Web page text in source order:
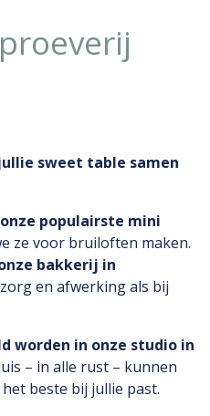
sweet table samen
onze populairste mini
ze voor bruiloften maken.
bakkerij in
en afwerking als bij
worden in onze studio in
– in alle rust – kunnen
beste bij jullie past.